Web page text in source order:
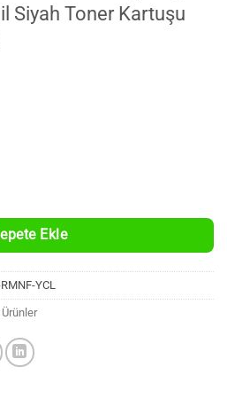
Siyah Toner Kartuşu
Canon CRG-712, CRG-725 Uyumlu,
Ekle
YCL